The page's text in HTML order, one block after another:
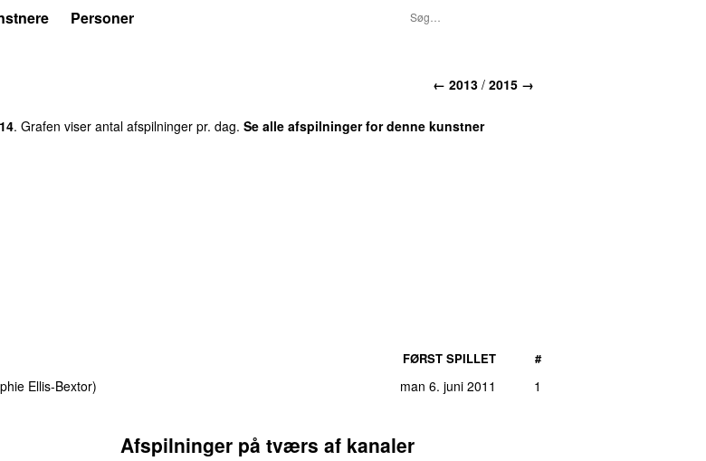
Personer
← 2013 / 2015 →
. Grafen viser antal afspilninger pr. dag. Se alle afspilninger for denne kunstner
FØRST SPILLET #
Ellis-Bextor) man 6. juni 2011 1
Afspilninger på tværs af kanaler